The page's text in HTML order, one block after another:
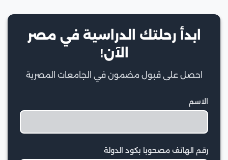
ابدأ رحلتك الدراسية في مصر
الآن!
احصل على قبول مضمون في الجامعات المصرية
الاسم
رقم الهاتف مصحوبا بكود الدولة